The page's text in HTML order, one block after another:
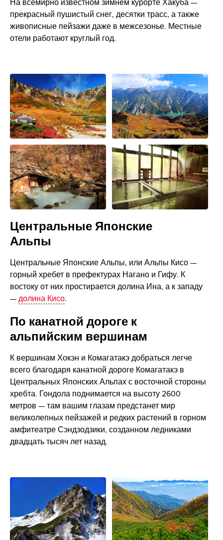
На всемирно известном зимнем курорте Хакуба —
прекрасный пушистый снег, десятки трасс, а также
живописные пейзажи даже в межсезонье. Местные
отели работают круглый год.
Центральные Японские
Альпы
Центральные Японские Альпы, или Альпы Кисо —
горный хребет в префектурах Нагано и Гифу. К
востоку от них простирается долина Ина, а к западу
— долина Кисо.
По канатной дороге к
альпийским вершинам
К вершинам Хокэн и Комагатакэ добраться легче
всего благодаря канатной дороге Комагатакэ в
Центральных Японских Альпах с восточной стороны
хребта. Гондола поднимается на высоту 2600
метров — там вашим глазам предстанет мир
великолепных пейзажей и редких растений в горном
амфитеатре Сэндзодзики, созданном ледниками
двадцать тысяч лет назад.